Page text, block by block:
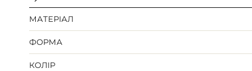
МАТЕРІАЛ
ФОРМА
КОЛІР